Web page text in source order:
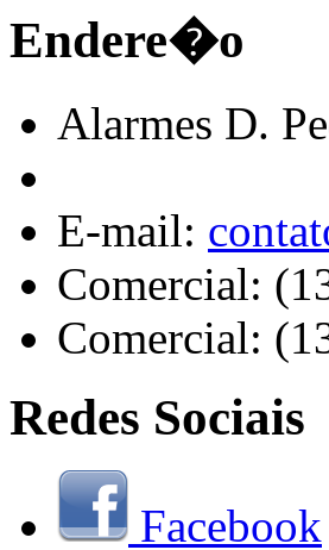
Endere�o
Alarmes D.
E-mail:
Comercial:
Comercial:
Redes Sociais
Facebook